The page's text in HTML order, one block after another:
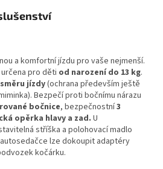
a komfortní jízdu pro vaše nejmenší.
pro děti od narození do 13 kg.
jízdy(ochrana především ještě
Bezpečí proti bočnímu nárazu
bočnice, bezpečnostní3
opěrka hlavy a zad. U
stříška a polohovací madlo
lze dokoupit adaptéry
kočárku.